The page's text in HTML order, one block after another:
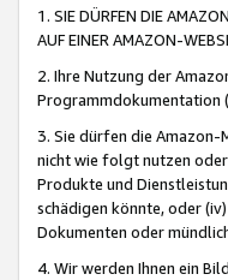
1. SIE DÜRFEN DIE
AUF EINER AMAZON-
2. Ihre Nutzung der
Programmdokumentation
3. Sie dürfen die
nicht wie folgt nutzen oder
Produkte und
schädigen könnte, oder
Dokumenten oder
4. Wir werden Ihnen ein